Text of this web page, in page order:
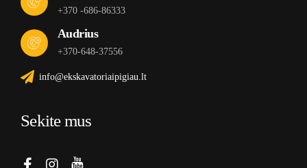
+370 -686-86333
Audrius
+370-648-37556
info@ekskavatoriaipigiau.lt
Sekite mus